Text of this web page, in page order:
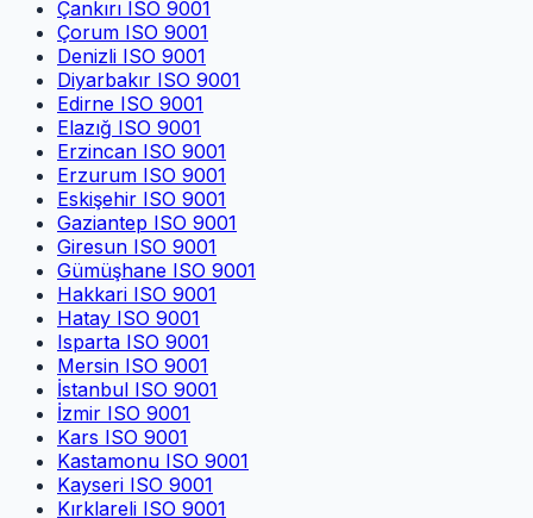
Çankırı ISO 9001
Çorum ISO 9001
Denizli ISO 9001
Diyarbakır ISO 9001
Edirne ISO 9001
Elazığ ISO 9001
Erzincan ISO 9001
Erzurum ISO 9001
Eskişehir ISO 9001
Gaziantep ISO 9001
Giresun ISO 9001
Gümüşhane ISO 9001
Hakkari ISO 9001
Hatay ISO 9001
Isparta ISO 9001
Mersin ISO 9001
İstanbul ISO 9001
İzmir ISO 9001
Kars ISO 9001
Kastamonu ISO 9001
Kayseri ISO 9001
Kırklareli ISO 9001